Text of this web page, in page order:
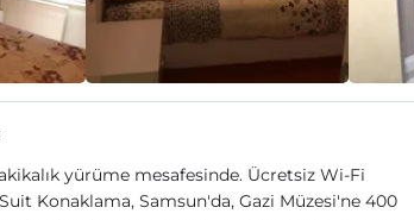
yürüme mesafesinde. Ücretsiz Wi-Fi
Konaklama, Samsun'da, Gazi Müzesi'ne 400